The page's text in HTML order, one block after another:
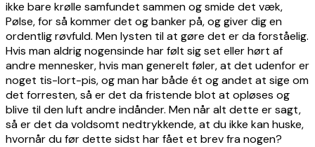
ikke bare krølle samfundet sammen og smide det væk,
Pølse, for så kommer det og banker på, og giver dig en
ordentlig røvfuld. Men lysten til at gøre det er da forståelig.
Hvis man aldrig nogensinde har følt sig set eller hørt af
andre mennesker, hvis man generelt føler, at det udenfor er
noget tis-lort-pis, og man har både ét og andet at sige om
det forresten, så er det da fristende blot at opløses og
blive til den luft andre indånder. Men når alt dette er sagt,
så er det da voldsomt nedtrykkende, at du ikke kan huske,
hvornår du før dette sidst har fået et brev fra nogen?